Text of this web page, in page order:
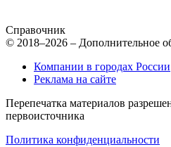
Справочник
© 2018–2026 – Дополнительное
Компании в городах России
Реклама на сайте
Перепечатка материалов
первоисточника
Политика конфиденциальности